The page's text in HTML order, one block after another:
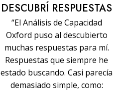
DESCUBRÍ RESPUESTAS
“El Análisis de Capacidad
Oxford puso al descubierto
muchas respuestas para mí.
Respuestas que siempre he
estado buscando. Casi parecía
demasiado simple, como: